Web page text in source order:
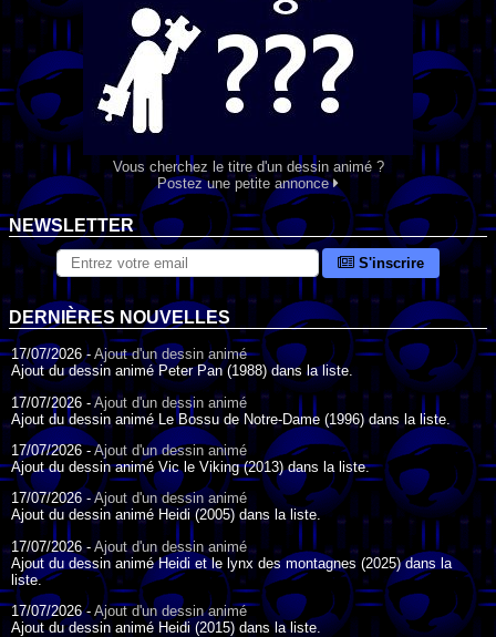
Vous cherchez le titre d'un dessin animé ?
Postez une petite annonce
NEWSLETTER
S'inscrire
DERNIÈRES NOUVELLES
17/07/2026 - Ajout d'un dessin animé
Ajout du dessin animé Peter Pan (1988) dans la liste.
17/07/2026 -Ajout d'un dessin animé
Ajout du dessin animé Le Bossu de Notre-Dame (1996) dans la liste.
17/07/2026 -Ajout d'un dessin animé
Ajout du dessin animé Vic le Viking (2013) dans la liste.
17/07/2026 -Ajout d'un dessin animé
Ajout du dessin animé Heidi (2005) dans la liste.
17/07/2026 -Ajout d'un dessin animé
Ajout du dessin animé Heidi et le lynx des montagnes (2025) dans la
liste.
17/07/2026 - Ajout d'un dessin animé
Ajout du dessin animé Heidi (2015) dans la liste.